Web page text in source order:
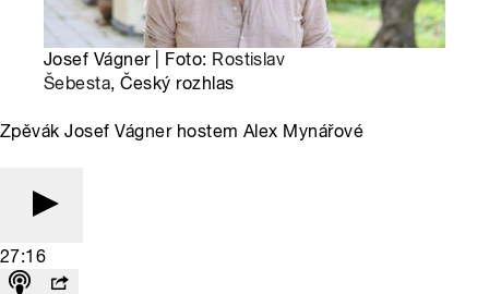
Josef Vágner | Foto: Rostislav
Šebesta, Český rozhlas
Zpěvák Josef Vágner hostem Alex Mynářové
27:16